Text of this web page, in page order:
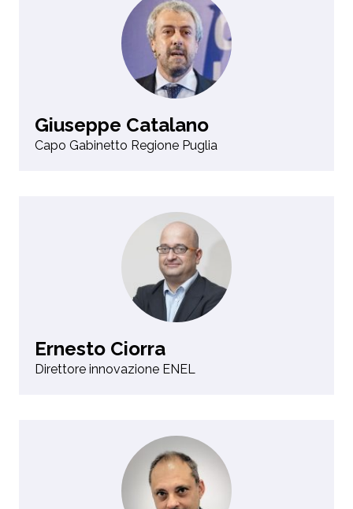
Giuseppe Catalano
Capo Gabinetto Regione Puglia
Ernesto Ciorra
Direttore innovazione ENEL